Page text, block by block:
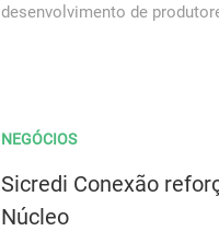
desenvolvimento de
NEGÓCIOS
Sicredi Conexão
Núcleo